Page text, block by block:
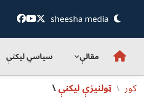
sheesha media
مقالې سياسي ليکنې
کور / ټولنيزې ليکنې\